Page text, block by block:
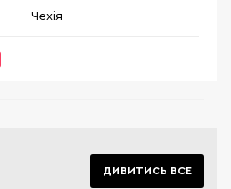
Чехія
ДИВИТИСЬ ВСЕ